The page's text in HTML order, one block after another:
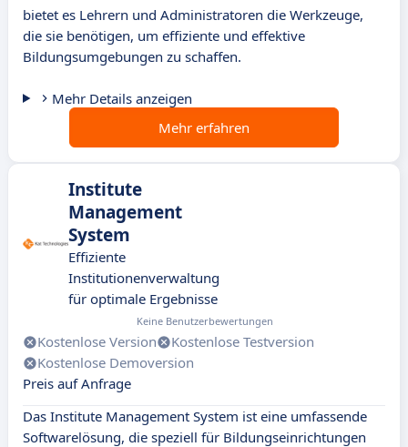
bietet es Lehrern und Administratoren die Werkzeuge,
die sie benötigen, um effiziente und effektive
Bildungsumgebungen zu schaffen.
Mehr Details anzeigen
Mehr erfahren
Institute
Management
System
Effiziente
Institutionenverwaltung
für optimale Ergebnisse
Keine Benutzerbewertungen
Kostenlose Version
Kostenlose Testversion
Kostenlose Demoversion
Preis auf Anfrage
Das Institute Management System ist eine umfassende
Softwarelösung, die speziell für Bildungseinrichtungen